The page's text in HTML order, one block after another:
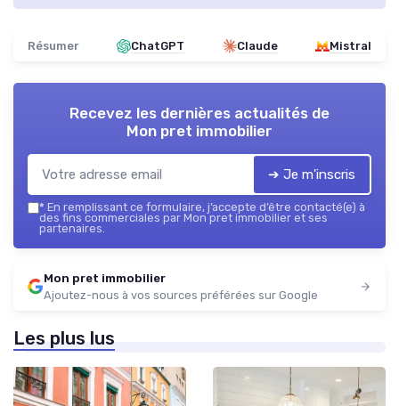
Résumer ChatGPT Claude Mistral
Recevez les dernières actualités de
Mon pret immobilier
➔ Je m'inscris
* En remplissant ce formulaire, j’accepte d’être contacté(e) à
des fins commerciales par Mon pret immobilier et ses
partenaires.
Mon pret immobilier
Ajoutez-nous à vos sources préférées sur Google
Les plus lus